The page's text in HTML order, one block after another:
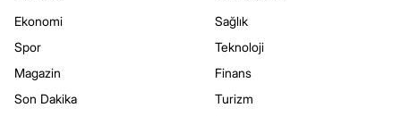
Ekonomi
Spor
Magazin
Son Dakika
Sağlık
Teknoloji
Finans
Turizm